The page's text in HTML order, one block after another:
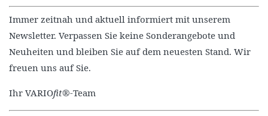
Immer zeitnah und aktuell informiert mit unserem
Newsletter. Verpassen Sie keine Sonderangebote und
Neuheiten und bleiben Sie auf dem neuesten Stand. Wir
freuen uns auf Sie.
Ihr VARIOfit®-Team